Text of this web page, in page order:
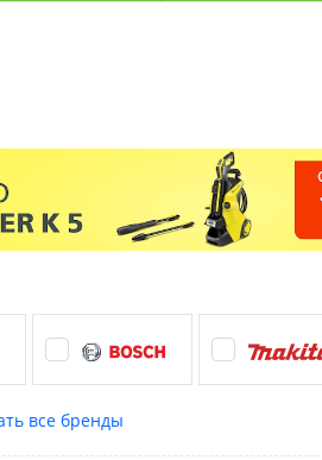
Контактная информация